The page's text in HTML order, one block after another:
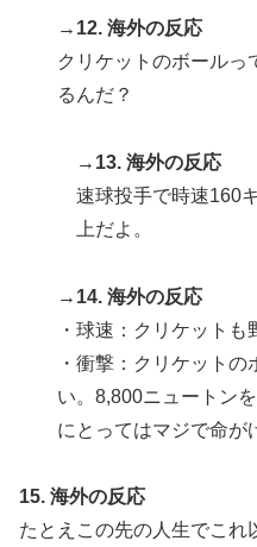
→12. 海外の反応
クリケットのボールっ
るんだ？
→13. 海外の反応
速球投手で時速160
上だよ。
→14. 海外の反応
・球速：クリケットも
・衝撃：クリケット
い。8,800ニュートン
にとってはマジで命が
15. 海外の反応
たとえこの先の人生でこれ